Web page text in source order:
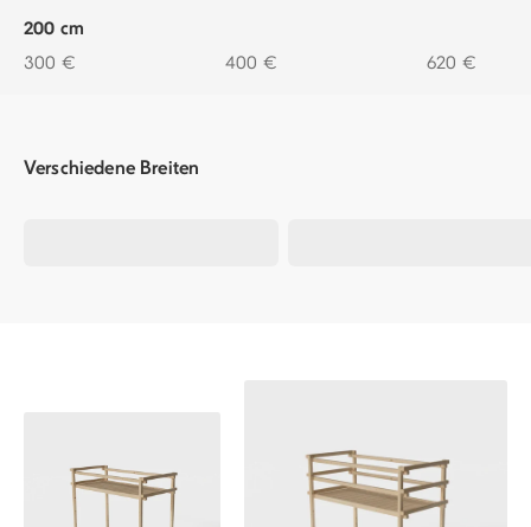
200 cm
300 €
400 € 620 €
Verschiedene Breiten